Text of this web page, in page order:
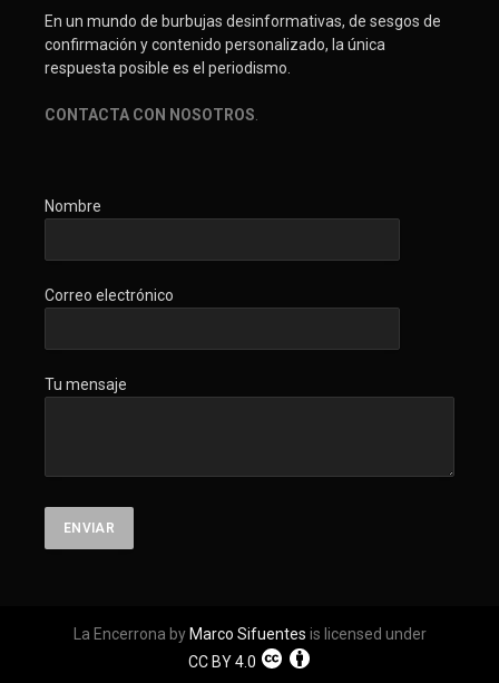
En un mundo de burbujas desinformativas, de sesgos de
confirmación y contenido personalizado, la única
respuesta posible es el periodismo.
CONTACTA CON NOSOTROS
Nombre
Correo electrónico
Tu mensaje
La Encerrona by Marco Sifuentes is licensed under
CC BY 4.0